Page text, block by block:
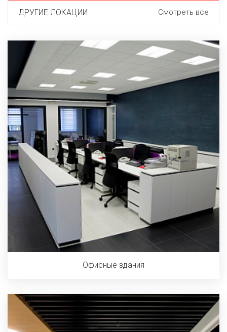
ДРУГИЕ ЛОКАЦИИ Смотреть все
Офисные здания